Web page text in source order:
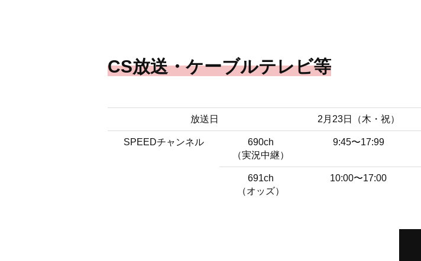
CS放送・ケーブルテレビ等
放送日 2月23日（木・祝）
SPEEDチャンネル
690ch
（実況中継）
9:45〜17:99
691ch
（オッズ）
10:00〜17:00